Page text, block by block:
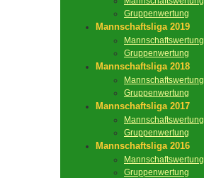
Gruppenwertung
Mannschaftsliga 2019
Mannschaftswertung
Gruppenwertung
Mannschaftsliga 2018
Mannschaftswertung
Gruppenwertung
Mannschaftsliga 2017
Mannschaftswertung
Gruppenwertung
Mannschaftsliga 2016
Mannschaftswertung
Gruppenwertung